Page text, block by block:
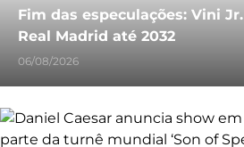
Fim das especulações: Vini
Real Madrid até 2032
06/08/2026